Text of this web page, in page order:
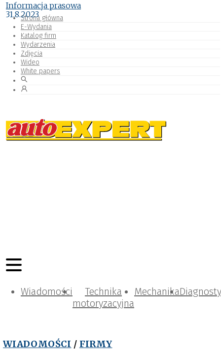
Strona główna
E-Wydania
Katalog firm
Wydarzenia
Zdjęcia
Wideo
White papers
Wiadomości
Technika
motoryzacyjna
Mechanika
WIADOMOŚCI / FIRMY
Informacja prasowa
31.8.2023